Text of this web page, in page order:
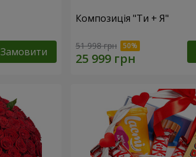
Замовити
Композиція "Ти + Я"
51 998 грн